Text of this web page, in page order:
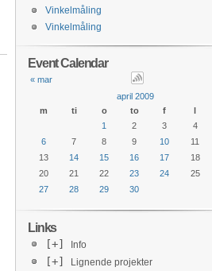
Vinkelmåling
Vinkelmåling
Event Calendar
« mar
april 2009
m
ti o to f l
1
2 3 4
6
7 8 9 10 11
13
14 15 16 17 18
20
21 22 23 24 25
27
28 29 30
Links
[+] Info
[+] Lignende projekter